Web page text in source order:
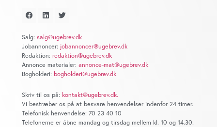
Salg: salg@ugebrev.dk
Jobannoncer: jobannoncer@ugebrev.dk
Redaktion: redaktion@ugebrev.dk
Annonce materialer: annonce-mat@ugebrev.dk
Bogholderi: bogholderi@ugebrev.dk
Skriv til os på: kontakt@ugebrev.dk.
Vi bestræber os på at besvare henvendelser indenfor 24 timer.
Telefonisk henvendelse: 70 23 40 10
Telefonerne er åbne mandag og tirsdag mellem kl. 10 og 14.30.